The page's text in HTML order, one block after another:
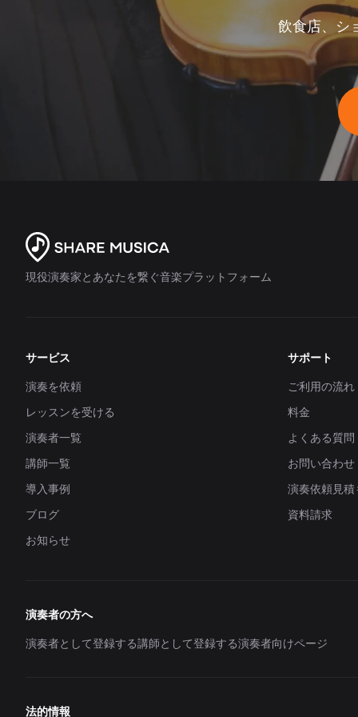
飲食店、シ
現役演奏家とあなたを繋ぐ音楽プラットフォーム
サービス
演奏を依頼
レッスンを受ける
演奏者一覧
講師一覧
導入事例
ブログ
お知らせ
サポート
ご利用の流れ
料金
よくある質問
お問い合わせ
演奏依頼見
資料請求
演奏者の方へ
演奏者として登録する講師として登録する演奏者向けページ
法的情報